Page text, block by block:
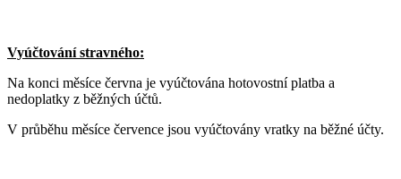
Vyúčtování stravného:
Na konci měsíce června je vyúčtována hotovostní platba a
nedoplatky z běžných účtů.
V průběhu měsíce července jsou vyúčtovány vratky na běžné účty.